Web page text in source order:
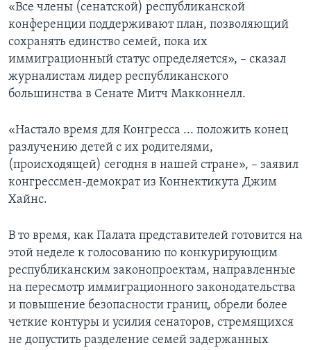
«Все члены (сенатской) республиканской
конференции поддерживают план, позволяющий
сохранять единство семей, пока их
иммиграционный статус определяется», – сказал
журналистам лидер республиканского
большинства в Сенате Митч Макконнелл.
«Настало время для Конгресса ... положить конец
разлучению детей с их родителями,
(происходящей) сегодня в нашей стране», – заявил
конгрессмен-демократ из Коннектикута Джим
Хайнс.
В то время, как Палата представителей готовится на
этой неделе к голосованию по конкурирующим
республиканским законопроектам, направленные
на пересмотр иммиграционного законодательства
и повышение безопасности границ, обрели более
четкие контуры и усилия сенаторов, стремящихся
не допустить разделение семей задержанных